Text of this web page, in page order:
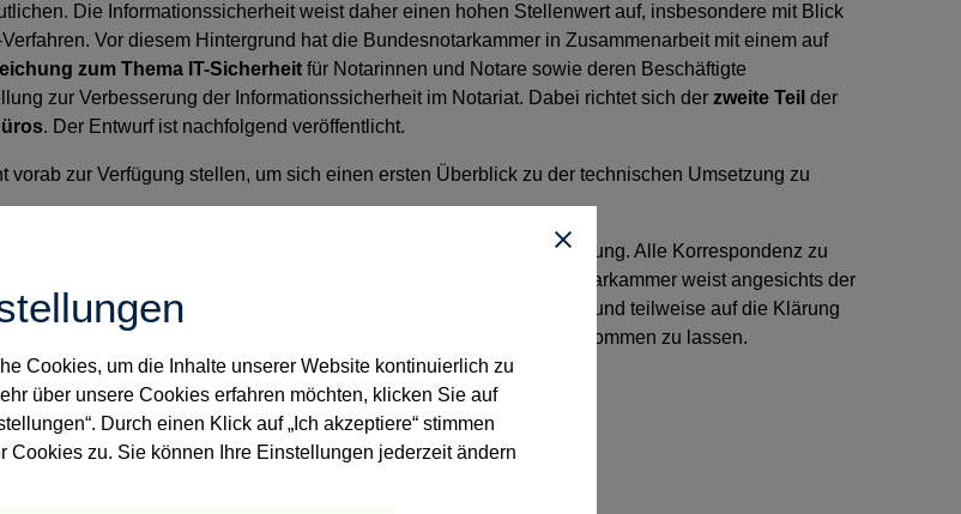
Cookies, um die Inhalte unserer Website kontinuierlich zu
über unsere Cookies erfahren möchten, klicken Sie auf
Durch einen Klick auf „Ich akzeptiere“ stimmen
Cookies zu. Sie können Ihre Einstellungen jederzeit ändern
Die Informationssicherheit weist daher einen hohen Stellenwert auf, insbesondere mit Blick
Vor diesem Hintergrund hat die Bundesnotarkammer in Zusammenarbeit mit einem auf
zum Thema IT-Sicherheit für Notarinnen und Notare sowie deren Beschäftigte
zur Verbesserung der Informationssicherheit im Notariat. Dabei richtet sich der zweite Teil der
. Der Entwurf ist nachfolgend veröffentlicht.
zur Verfügung stellen, um sich einen ersten Überblick zu der technischen Umsetzung zu
Dokument dankbar und steht ­auch für Rückfragen zur Verfügung. Alle Korrespondenz zu
über die E-Mail-Adresse
. Die Bundesnotarkammer weist angesichts der
sie nicht in jedem Einzelfall ausführlich und zeitnah antworten kann und teilweise auf die Klärung
Sie bitten, uns etwaige
zukommen zu lassen.